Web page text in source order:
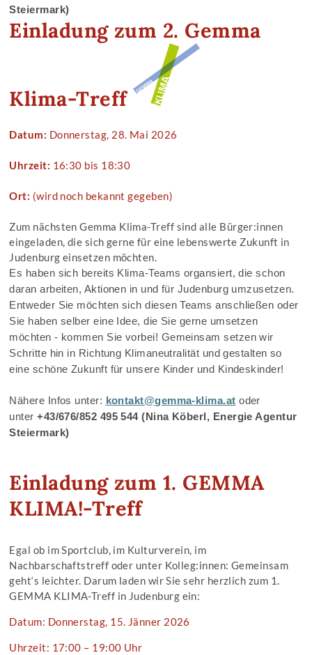
Steiermark)
Einladung zum 2. Gemma
Klima-Treff
Datum: Donnerstag, 28. Mai 2026
Uhrzeit: 16:30 bis 18:30
Ort: (wird noch bekannt gegeben)
Zum nächsten Gemma Klima-Treff sind alle Bürger:innen
eingeladen, die sich gerne für eine lebenswerte Zukunft in
Judenburg einsetzen möchten.
Es haben sich bereits Klima-Teams organsiert, die schon
daran arbeiten, Aktionen in und für Judenburg umzusetzen.
Entweder Sie möchten sich diesen Teams anschließen oder
Sie haben selber eine Idee, die Sie gerne umsetzen
möchten - kommen Sie vorbei! Gemeinsam setzen wir
Schritte hin in Richtung Klimaneutralität und gestalten so
eine schöne Zukunft für unsere Kinder und Kindeskinder!
Nähere Infos unter: kontakt@gemma-klima.at oder
unter+43/676/852 495 544 (Nina Köberl, Energie Agentur
Steiermark)
Einladung zum 1. GEMMA
KLIMA!-Treff
Egal ob im Sportclub, im Kulturverein, im
Nachbarschaftstreff oder unter Kolleg:innen: Gemeinsam
geht‘s leichter. Darum laden wir Sie sehr herzlich zum 1.
GEMMA KLIMA-Treff in Judenburg ein:
Datum: Donnerstag, 15. Jänner 2026
Uhrzeit: 17:00 – 19:00 Uhr